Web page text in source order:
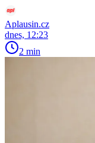
Aplausin.cz
dnes, 12:23
2 min